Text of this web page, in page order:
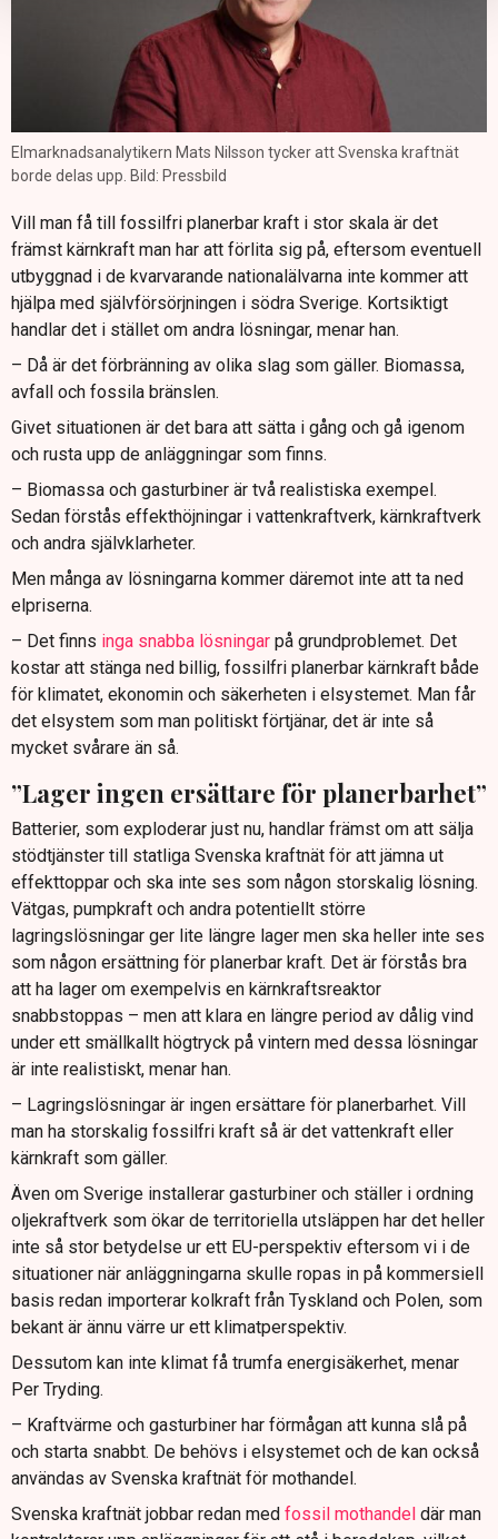
Elmarknadsanalytikern Mats Nilsson tycker att Svenska kraftnät
borde delas upp. Bild: Pressbild
Vill man få till fossilfri planerbar kraft i stor skala är det
främst kärnkraft man har att förlita sig på, eftersom eventuell
utbyggnad i de kvarvarande nationalälvarna inte kommer att
hjälpa med självförsörjningen i södra Sverige. Kortsiktigt
handlar det i stället om andra lösningar, menar han.
– Då är det förbränning av olika slag som gäller. Biomassa,
avfall och fossila bränslen.
Givet situationen är det bara att sätta i gång och gå igenom
och rusta upp de anläggningar som finns.
– Biomassa och gasturbiner är två realistiska exempel.
Sedan förstås effekthöjningar i vattenkraftverk, kärnkraftverk
och andra självklarheter.
Men många av lösningarna kommer däremot inte att ta ned
elpriserna.
– Det finns inga snabba lösningar på grundproblemet. Det
kostar att stänga ned billig, fossilfri planerbar kärnkraft både
för klimatet, ekonomin och säkerheten i elsystemet. Man får
det elsystem som man politiskt förtjänar, det är inte så
mycket svårare än så.
”Lager ingen ersättare för planerbarhet”
Batterier, som exploderar just nu, handlar främst om att sälja
stödtjänster till statliga Svenska kraftnät för att jämna ut
effekttoppar och ska inte ses som någon storskalig lösning.
Vätgas, pumpkraft och andra potentiellt större
lagringslösningar ger lite längre lager men ska heller inte ses
som någon ersättning för planerbar kraft. Det är förstås bra
att ha lager om exempelvis en kärnkraftsreaktor
snabbstoppas – men att klara en längre period av dålig vind
under ett smällkallt högtryck på vintern med dessa lösningar
är inte realistiskt, menar han.
– Lagringslösningar är ingen ersättare för planerbarhet. Vill
man ha storskalig fossilfri kraft så är det vattenkraft eller
kärnkraft som gäller.
Även om Sverige installerar gasturbiner och ställer i ordning
oljekraftverk som ökar de territoriella utsläppen har det heller
inte så stor betydelse ur ett EU-perspektiv eftersom vi i de
situationer när anläggningarna skulle ropas in på kommersiell
basis redan importerar kolkraft från Tyskland och Polen, som
bekant är ännu värre ur ett klimatperspektiv.
Dessutom kan inte klimat få trumfa energisäkerhet, menar
Per Tryding.
– Kraftvärme och gasturbiner har förmågan att kunna slå på
och starta snabbt. De behövs i elsystemet och de kan också
användas av Svenska kraftnät för mothandel.
Svenska kraftnät jobbar redan med fossil mothandel där man